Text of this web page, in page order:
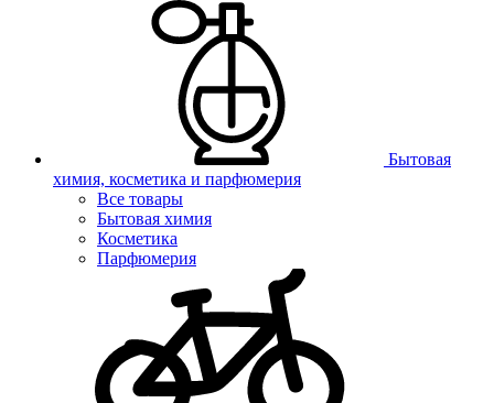
Бытовая
химия, косметика и парфюмерия
Все товары
Бытовая химия
Косметика
Парфюмерия